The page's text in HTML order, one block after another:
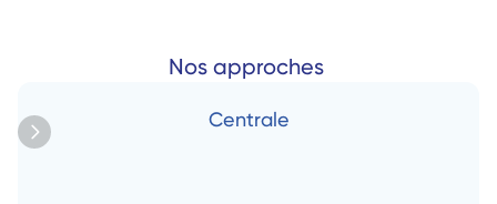
Nos approches
Centrale